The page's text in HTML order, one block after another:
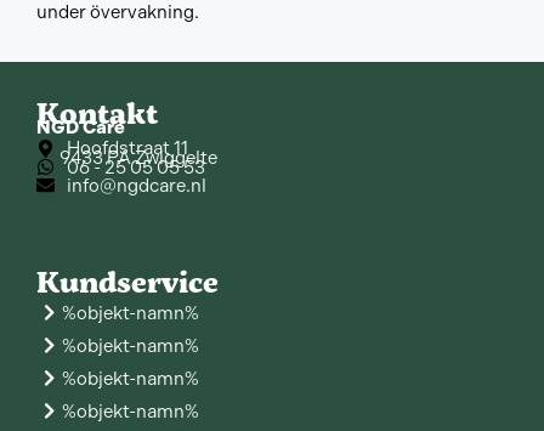
under övervakning.
Kontakt
NGD Care
Hoofdstraat 11
9433 PA Zwiggelte
06 - 25 05 05 53
info@ngdcare.nl
Kundservice
%objekt-namn%
%objekt-namn%
%objekt-namn%
%objekt-namn%